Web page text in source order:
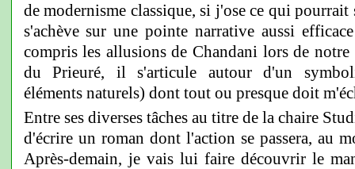
de modernisme classique, si j'ose ce qui
s'achève sur une pointe narrative aussi
compris les allusions de Chandani lors de notre
du Prieuré, il s'articule autour d'un
éléments naturels) dont tout ou presque doit
Entre ses diverses tâches au titre de la chaire
d'écrire un roman dont l'action se passera, au
Après-demain, je vais lui faire découvrir le